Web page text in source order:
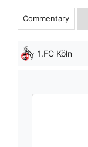
Commentary
1.FC Köln